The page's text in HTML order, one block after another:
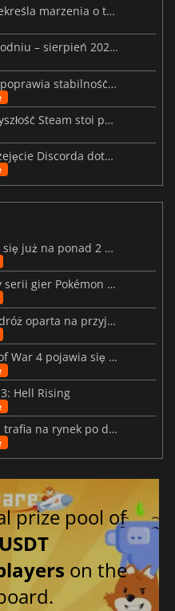
Wyciek ceny Steam Frame przekreśla marzenia o tanim zestawie VR
Premiery gier wideo w tym tygodniu – sierpień 2026 r. (32. tydzień)
Nowa aktualizacja w Palworld poprawia stabilność Sunreach i walk z bossami
Projekt Helix znów w grze, przyszłość Steam stoi pod znakiem zapytania
Złośliwe oprogramowanie i przejęcie Discorda dotknęły Meccha Chameleon
Resident Evil: Veronica znalazł się już na ponad 2 milionach list życzeń
Beast of Reincarnation: twórcy serii gier Pokémon wkraczają na nową ścieżkę
Big Walk już w sprzedaży – podróż oparta na przyjaźni
W Warhammer 40,000: Dawn of War 4 pojawia się frakcja Nekronów
Hell Rising
Forsaken Realms: Vahrin’s Call trafia na rynek po dziesięciu latach prac
prize pool of
on the